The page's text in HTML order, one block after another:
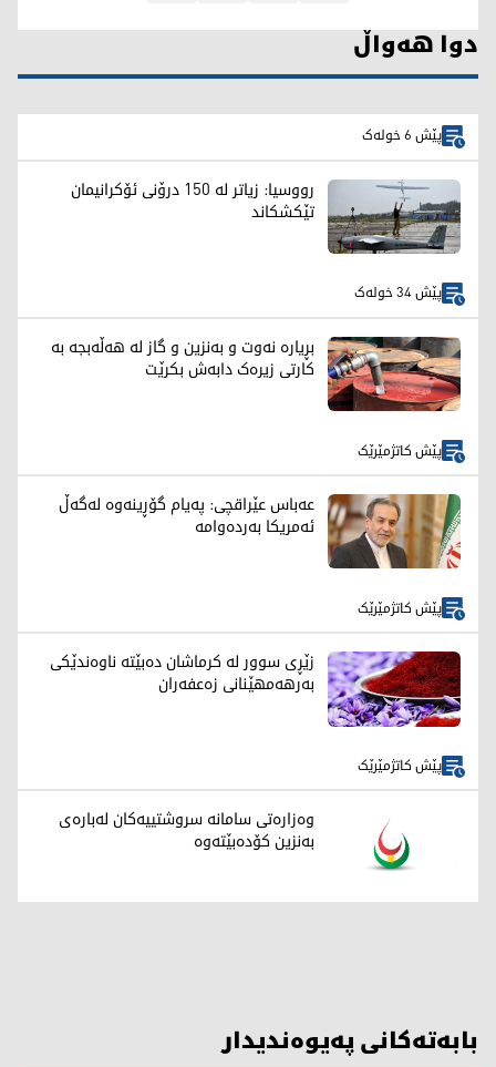
دوا هەواڵ
پێش 6 خولەک
رووسیا: زیاتر لە 150 درۆنی ئۆکرانیمان
تێکشکاند
پێش 34 خولەک
بڕیارە نەوت و بەنزین و گاز لە هەڵەبجە بە
کارتی زیرەک دابەش بکرێت
پێش کاتژمێرێک
عەباس عێراقچی: پەیام گۆڕینەوە لەگەڵ
ئەمریکا بەردەوامە
پێش کاتژمێرێک
زێڕی سوور لە کرماشان دەبێتە ناوەندێکی
بەرهەمهێنانی زەعفەران
پێش کاتژمێرێک
وەزارەتی سامانە سروشتییەکان لەبارەی
بەنزین کۆدەبێتەوە
بابەتەکانی پەیوەندیدار